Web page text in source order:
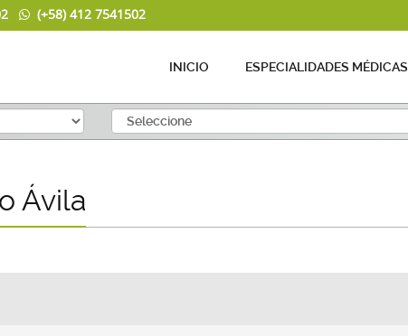
(+58) 412 7541502
INICIO ESPECIALIDADES MÉDICAS
Ávila